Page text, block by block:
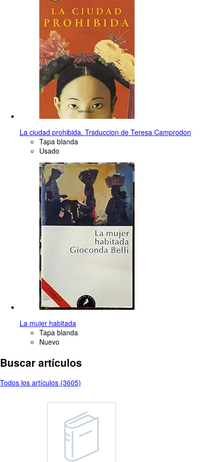
La ciudad prohibida. Trsduccion de Teresa Camprodon
Tapa blanda
Usado
La mujer habitada
Tapa blanda
Nuevo
Buscar artículos
Todos los artículos (3605)